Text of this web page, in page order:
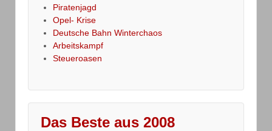
Piratenjagd
Opel- Krise
Deutsche Bahn Winterchaos
Arbeitskampf
Steueroasen
Das Beste aus 2008